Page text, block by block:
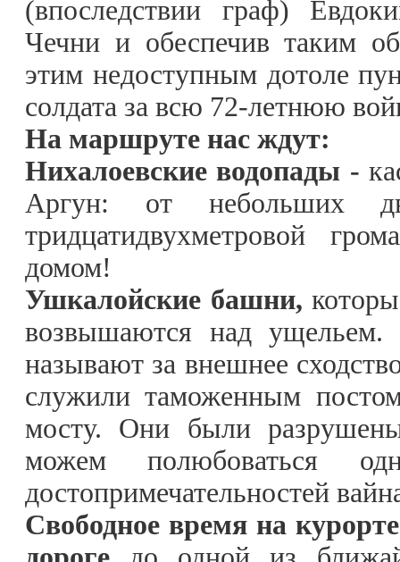
(впоследствии граф)
Чечни и обеспечив таким
этим недоступным дотоле
солдата за всю 72-летнюю
На маршруте нас ждут:
Нихалоевские водопады -
Аргун: от небольших
тридцатидвухметровой
домом!
Ушкалойские башни,
возвышаются над
называют за внешнее
служили таможенным
мосту. Они были
можем полюбоваться
достопримечательностей
Свободное время на